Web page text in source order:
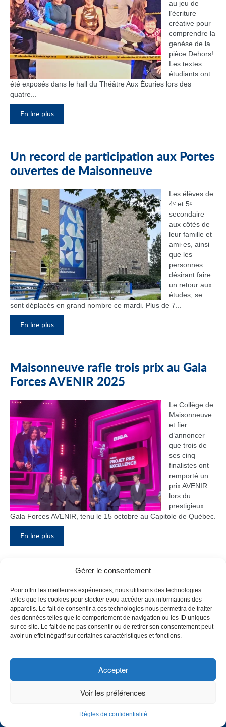
Gérer le consentement
Pour offrir les meilleures expériences, nous utilisons des technologies
telles que les cookies pour stocker et/ou accéder aux informations des
appareils. Le fait de consentir à ces technologies nous permettra de traiter
des données telles que le comportement de navigation ou les ID uniques
sur ce site. Le fait de ne pas consentir ou de retirer son consentement peut
avoir un effet négatif sur certaines caractéristiques et fonctions.
Accepter
Voir les préférences
Règles de confidentialité
au jeu de
l’écriture
créative pour
comprendre la
genèse de la
pièce Dehors!.
Les textes
étudiants ont
été exposés dans le hall du Théâtre Aux Écuries lors des
quatre...
En lire plus
Un record de participation aux Portes
ouvertes de Maisonneuve
Les élèves de
4ᵉ et 5ᵉ
secondaire
aux côtés de
leur famille et
ami·es, ainsi
que les
personnes
désirant faire
un retour aux
études, se
sont déplacés en grand nombre ce mardi. Plus de 7...
En lire plus
Maisonneuve rafle trois prix au Gala
Forces AVENIR 2025
Le Collège de
Maisonneuve
et fier
d’annoncer
que trois de
ses cinq
finalistes ont
remporté un
prix AVENIR
lors du
prestigieux
Gala Forces AVENIR, tenu le 15 octobre au Capitole de Québec.
En lire plus
bloc F
Le Collège de
Maisonneuve
a inauguré
CHOISISSEZ UN PROFIL